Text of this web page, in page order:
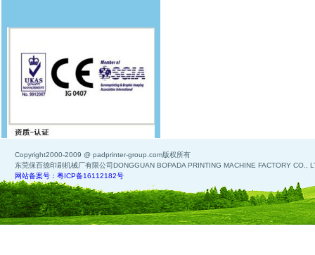
Copyright2000-2009 @ padprinter-group.com版权所有
东莞保百德印刷机械厂有限公司DONGGUAN BOPADA PRINTING MACHINE FACTORY CO.,
网站备案号：粤ICP备16112182号